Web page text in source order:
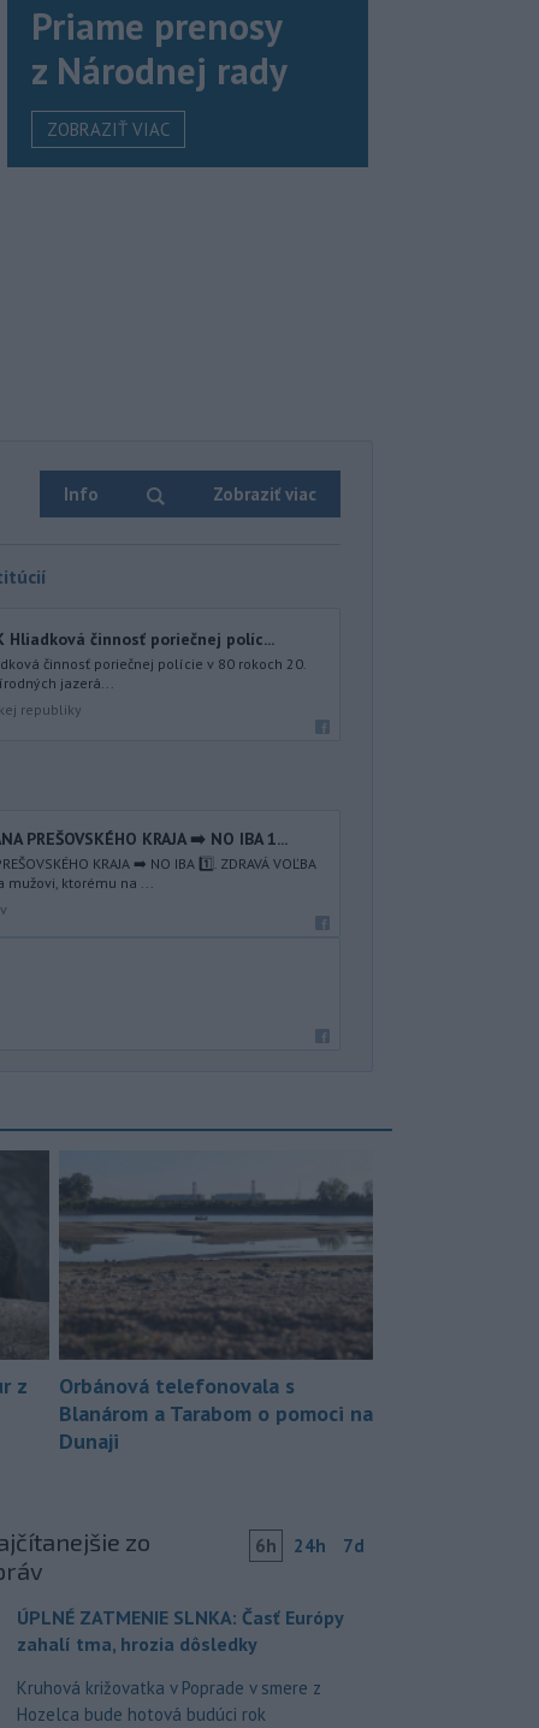
Priame prenosy
z Národnej rady
ZOBRAZIŤ VIAC
Info Zobraziť viac
Hliadková činnosť poriečnej políc...
činnosť poriečnej polície v 80 rokoch 20.
jazerá...
republiky
PREŠOVSKÉHO KRAJA ➡️ NO IBA 1️...
KRAJA ➡️ NO IBA 1️⃣. ZDRAVÁ VOĽBA
mužovi, ktorému na ...
z
Orbánová telefonovala s
Blanárom a Tarabom o pomoci na
Dunaji
zo
6h 24h 7d
ÚPLNÉ ZATMENIE SLNKA: Časť Európy
zahalí tma, hrozia dôsledky
Kruhová križovatka v Poprade v smere z
Hozelca bude hotová budúci rok